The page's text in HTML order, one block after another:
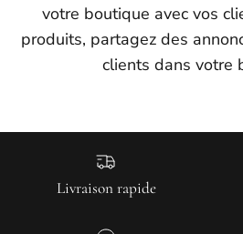
votre boutique avec vos
produits, partagez des
clients dans votre
Livraison rapide